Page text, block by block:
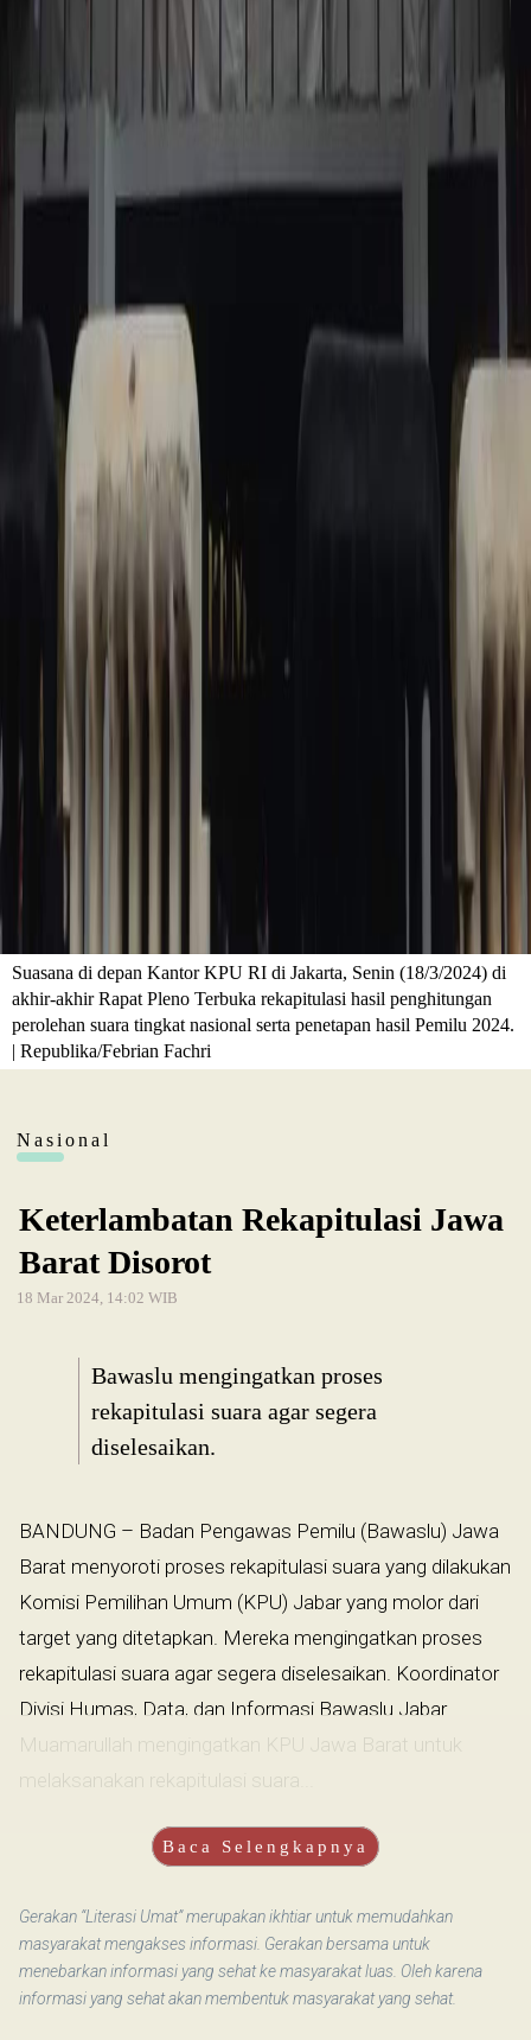
Suasana di depan Kantor KPU RI di Jakarta, Senin (18/3/2024) di
akhir-akhir Rapat Pleno Terbuka rekapitulasi hasil penghitungan
perolehan suara tingkat nasional serta penetapan hasil Pemilu 2024.
| Republika/Febrian Fachri
Nasional
Keterlambatan Rekapitulasi Jawa
Barat Disorot
18 Mar 2024, 14:02 WIB
Bawaslu mengingatkan proses
rekapitulasi suara agar segera
diselesaikan.
BANDUNG – Badan Pengawas Pemilu (Bawaslu) Jawa
Barat menyoroti proses rekapitulasi suara yang dilakukan
Komisi Pemilihan Umum (KPU) Jabar yang molor dari
target yang ditetapkan. Mereka mengingatkan proses
rekapitulasi suara agar segera diselesaikan. Koordinator
Divisi Humas, Data, dan Informasi Bawaslu Jabar
Muamarullah mengingatkan KPU Jawa Barat untuk
melaksanakan rekapitulasi suara...
Baca Selengkapnya
Gerakan “Literasi Umat” merupakan ikhtiar untuk memudahkan
masyarakat mengakses informasi. Gerakan bersama untuk
menebarkan informasi yang sehat ke masyarakat luas. Oleh karena
informasi yang sehat akan membentuk masyarakat yang sehat.